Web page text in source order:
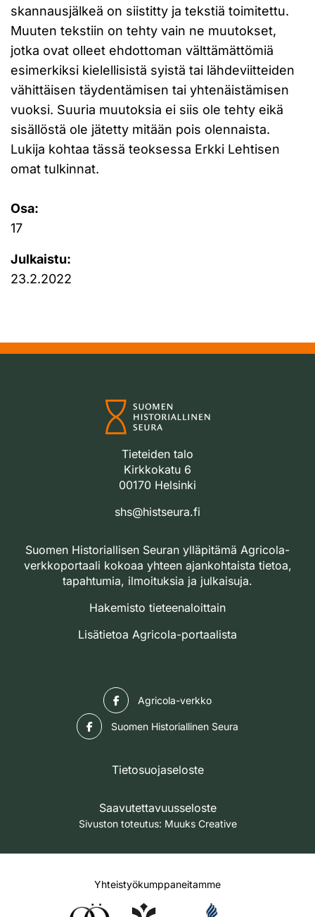
skannausjälkeä on siistitty ja tekstiä toimitettu.
Muuten tekstiin on tehty vain ne muutokset,
jotka ovat olleet ehdottoman välttämättömiä
esimerkiksi kielellisistä syistä tai lähdeviitteiden
vähittäisen täydentämisen tai yhtenäistämisen
vuoksi. Suuria muutoksia ei siis ole tehty eikä
sisällöstä ole jätetty mitään pois olennaista.
Lukija kohtaa tässä teoksessa Erkki Lehtisen
omat tulkinnat.
Osa:
17
Julkaistu:
23.2.2022
Tieteiden talo
Kirkkokatu 6
00170 Helsinki
shs@histseura.fi
Suomen Historiallisen Seuran ylläpitämä Agricola-
verkkoportaali kokoaa yhteen ajankohtaista tietoa,
tapahtumia, ilmoituksia ja julkaisuja.
Hakemisto tieteenaloittain
Lisätietoa Agricola-portaalista
Agricola-verkko
Suomen Historiallinen Seura
Tietosuojaseloste
Saavutettavuusseloste
Sivuston toteutus: Muuks Creative
Yhteistyökumppaneitamme